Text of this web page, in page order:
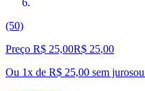
(50)
Preço R$ 25,00R$ 25,00
Ou 1x de R$ 25,00 sem jurosou